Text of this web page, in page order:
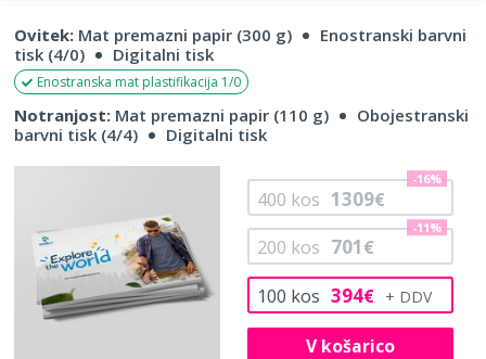
Ovitek: Mat premazni papir (300 g)
Enostranski barvni
tisk (4/0)
Digitalni tisk
Enostranska mat plastifikacija 1/0
Notranjost: Mat premazni papir (110 g)
Obojestranski
barvni tisk (4/4)
Digitalni tisk
100 kos 394€
200 kos 701€
-11%
400 kos 1309€
-16%
V košarico